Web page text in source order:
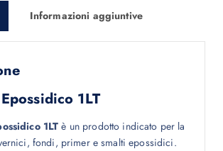
Informazioni aggiuntive
1LT
1LT è un prodotto indicato per la
fondi, primer e smalti epossidici.